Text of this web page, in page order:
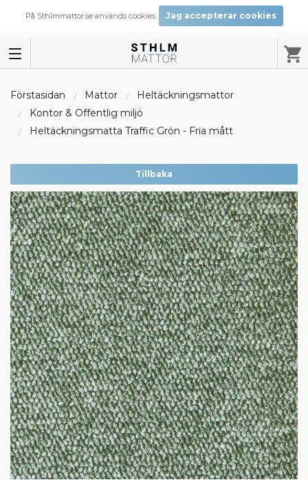
På Sthlmmattor.se används cookies. Jag accepterar cookies
Förstasidan Mattor
Heltäckningsmattor
Kontor & Offentlig miljö
Heltäckningsmatta Traffic Grön - Fria mått
Tillbaka